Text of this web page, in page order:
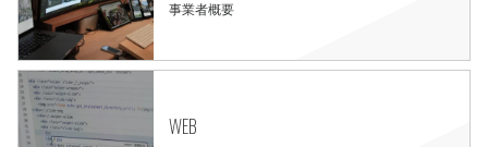
事業者概要
WEB